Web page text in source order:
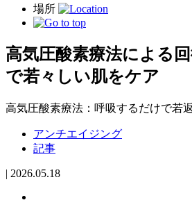
高気圧酸素療法による
で若々しい肌をケア
高気圧酸素療法：呼吸するだけで若
アンチエイジング
記事
| 2026.05.18